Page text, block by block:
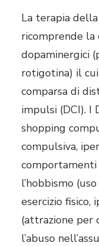
La terapia
ricomprende
dopaminergici
rotigotina) il
comparsa di
impulsi (DCI). I
shopping
compulsiva,
l’hobbismo
esercizio fisico,
(attrazione per
l’abuso